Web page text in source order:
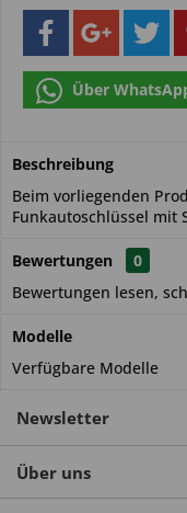
Über
Beschreibung
Beim vorliegenden
Funkautoschlüssel mit
Bewertungen
0
Bewertungen lesen,
Modelle
Verfügbare Modelle
Newsletter
Über uns